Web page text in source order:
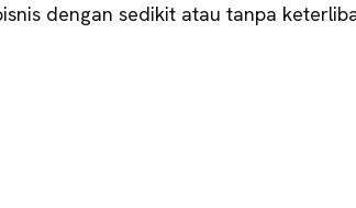
dengan sedikit atau tanpa